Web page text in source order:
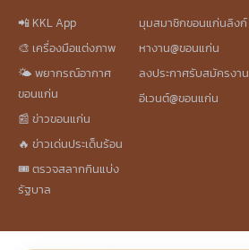
📲 KKL App
🎨 เครื่องมือแต่งภาพ
🌤️ พยากรณ์อากาศ
ขอนแก่น
📰 ข่าวขอนแก่น
🔥 ข่าวเด่นประเด็นร้อน
🎟️ ตรวจสลากกินแบ่ง
รัฐบาล
มุมสมาชิกขอนแก่นลิงก์
หางาน@ขอนแก่น
ลงประกาศรับสมัครงาน
อีเวนต์@ขอนแก่น